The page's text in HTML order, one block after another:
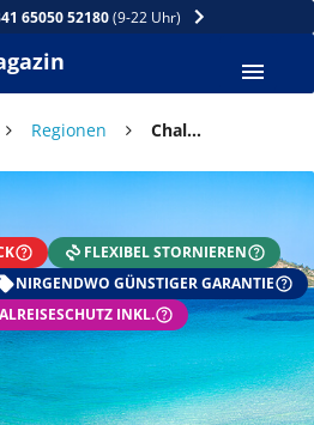
65050 52180(9-22 Uhr)
Regionen Chalkidiki: Tipps für Orte & Strände
FLEXIBEL STORNIEREN
GRATIS eSIM
GÜNSTIGER GARANTIE
INKL.
ZAHLT SICH
in den urlaub App
Cashback
oder einloggen